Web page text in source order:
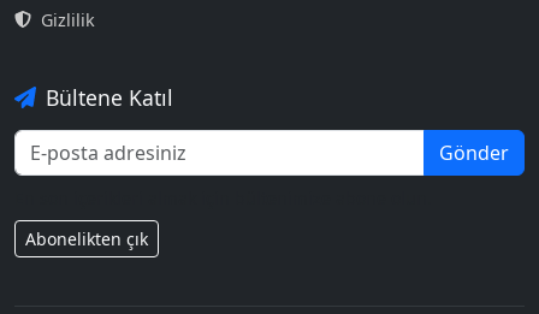
Gizlilik
Bültene Katıl
Gönder
Abonelikten çık